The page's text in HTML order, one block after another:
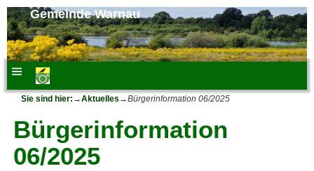
Gemeinde Warnau
Sie sind hier: →Aktuelles →Bürgerinformation 06/2025
Bürgerinformation
06/2025